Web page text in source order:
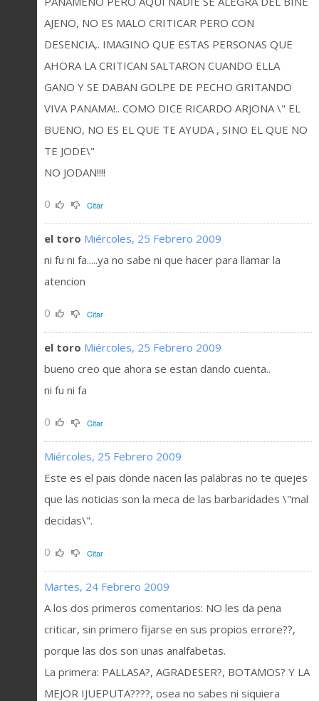
AJENO, NO ES MALO CRITICAR PERO CON
DESENCIA,. IMAGINO QUE ESTAS PERSONAS QUE
AHORA LA CRITICAN SALTARON CUANDO ELLA
GANO Y SE DABAN GOLPE DE PECHO GRITANDO
VIVA PANAMA!.. COMO DICE RICARDO ARJONA \" EL
BUENO, NO ES EL QUE TE AYUDA , SINO EL QUE NO
TE JODE\"
NO JODAN!!!!
0 Citar
el toro Miércoles, 25 Febrero 2009
ni fu ni fa.....ya no sabe ni que hacer para llamar la
atencion
0 Citar
el toro Miércoles, 25 Febrero 2009
bueno creo que ahora se estan dando cuenta..
ni fu ni fa
0 Citar
Miércoles, 25 Febrero 2009
Este es el pais donde nacen las palabras no te quejes
que las noticias son la meca de las barbaridades \"mal
decidas\".
0 Citar
Martes, 24 Febrero 2009
A los dos primeros comentarios: NO les da pena
criticar, sin primero fijarse en sus propios errore??,
porque las dos son unas analfabetas.
La primera: PALLASA?, AGRADESER?, BOTAMOS? Y LA
MEJOR IJUEPUTA????, osea no sabes ni siquiera